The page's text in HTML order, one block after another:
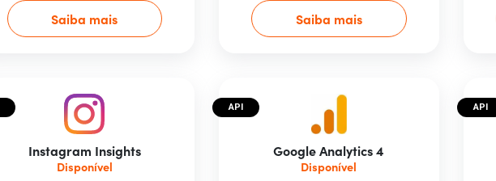
Saiba mais Saiba mais
Instagram Insights
Disponível
API
Google Analytics 4
Disponível
API